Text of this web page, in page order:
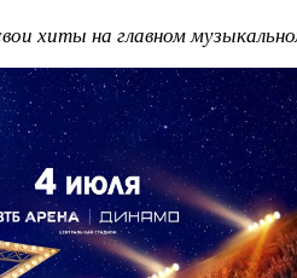
хиты на главном